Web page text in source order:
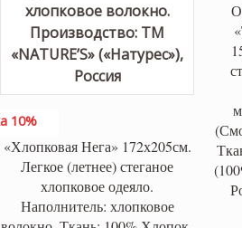
10%
«Хлопковая Нега» 172х205см.
Легкое (летнее) стеганое
хлопковое одеяло.
Наполнитель: хлопковое